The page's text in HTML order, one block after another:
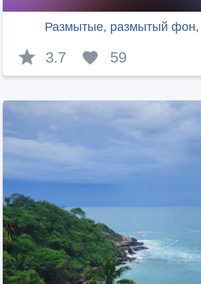
Размытые, размытый фон,
3.7 59